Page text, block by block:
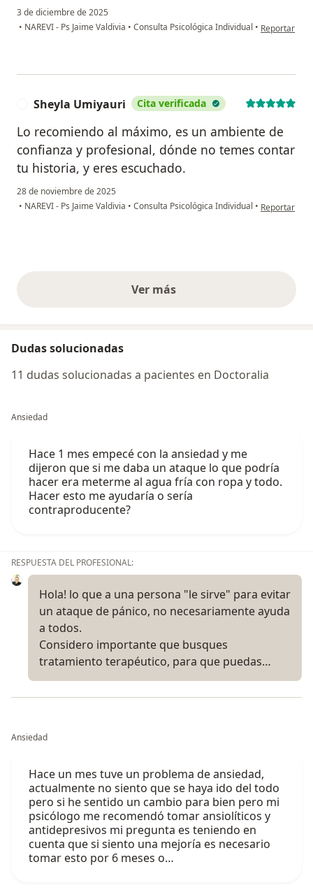
3 de diciembre de 2025
• NAREVI - Ps Jaime Valdivia • Consulta Psicológica Individual • en opinión
Reportar
Sheyla Umiyauri Cita verificada
Lo recomiendo al máximo, es un ambiente de
confianza y profesional, dónde no temes contar
tu historia, y eres escuchado.
28 de noviembre de 2025
• NAREVI - Ps Jaime Valdivia • Consulta Psicológica Individual • en opinión
Reportar
Ver másopiniones anteriores
Dudas solucionadas
11 dudas solucionadas a pacientes en Doctoralia
Ansiedad
Hace 1 mes empecé con la ansiedad y me
dijeron que si me daba un ataque lo que podría
hacer era meterme al agua fría con ropa y todo.
Hacer esto me ayudaría o sería
contraproducente?
RESPUESTA DEL PROFESIONAL:
Hola! lo que a una persona "le sirve" para evitar
un ataque de pánico, no necesariamente ayuda
a todos.
Considero importante que busques
tratamiento terapéutico, para que puedas…
Ansiedad
Hace un mes tuve un problema de ansiedad,
actualmente no siento que se haya ido del todo
pero si he sentido un cambio para bien pero mi
psicólogo me recomendó tomar ansiolíticos y
antidepresivos mi pregunta es teniendo en
cuenta que si siento una mejoría es necesario
tomar esto por 6 meses o…